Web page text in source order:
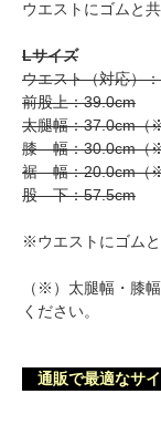
ウエストにゴムと
Lサイズ
ウエスト（対応）
前股上：39.0cm
太腿幅：37.0cm（
膝 幅：30.0cm（
裾 幅：20.0cm（
股 下：57.5cm
※ウエストにゴムと
（※）太腿幅・膝
ください。
通販で最適なサ